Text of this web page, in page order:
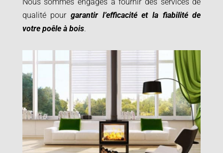
qualité pourgarantir l’efficacité et la fiabilité de
votre poêle à bois.